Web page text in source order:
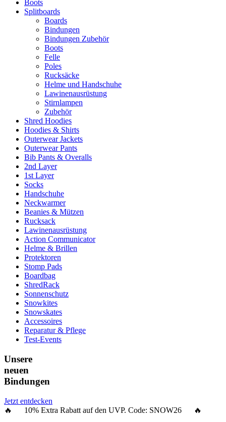
Boots
Splitboards
Boards
Bindungen
Bindungen Zubehör
Boots
Felle
Poles
Rucksäcke
Helme und Handschuhe
Lawinenausrüstung
Stirnlampen
Zubehör
Shred Hoodies
Hoodies & Shirts
Outerwear Jackets
Outerwear Pants
Bib Pants & Overalls
2nd Layer
1st Layer
Socks
Handschuhe
Neckwarmer
Beanies & Mützen
Rucksack
Lawinenausrüstung
Action Communicator
Helme & Brillen
Protektoren
Stomp Pads
Boardbag
ShredRack
Sonnenschutz
Snowkites
Snowskates
Accessoires
Reparatur & Pflege
Test-Events
Unsere
neuen
Bindungen
Jetzt entdecken
🔥 10% Extra Rabatt auf den UVP. Code: SNOW26 🔥